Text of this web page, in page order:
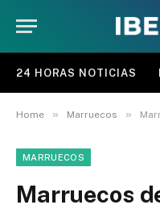
24 HORAS NOTICIAS
Home » Marruecos »
MARRUECOS
Marruecos